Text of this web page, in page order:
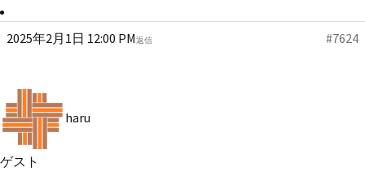
2025年2月1日 12:00 PM #7624
返信
haru
ゲスト